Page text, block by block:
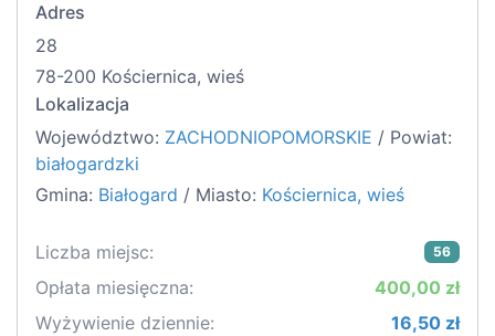
Adres
28
78-200 Kościernica, wieś
Lokalizacja
Województwo: ZACHODNIOPOMORSKIE / Powiat:
białogardzki
Gmina: Białogard / Miasto: Kościernica, wieś
Liczba miejsc: 56
Opłata miesięczna:
400,00 zł
Wyżywienie dziennie:
16,50 zł